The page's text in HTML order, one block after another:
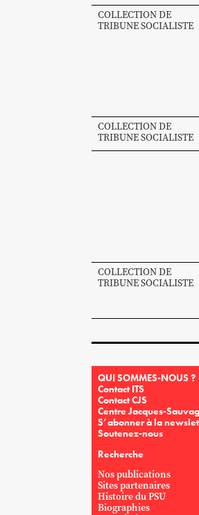
COLLECTION DE
TRIBUNE SOCIALISTE
COLLECTION DE
TRIBUNE SOCIALISTE
COLLECTION DE
TRIBUNE SOCIALISTE
QUI SOMMES-NOUS ?
Contact ITS
Contact CJS
Centre Jacques-
S’abonner à la
Soutenez-nous
Recherche
Nos publications
Sites partenaires
Histoire du PSU
Biographies